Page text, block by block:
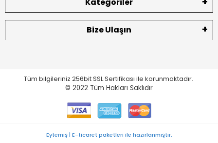
Bize Ulaşın
Tüm bilgileriniz 256bit SSL Sertifikası ile korunmaktadır.
© 2022 Tüm Hakları Saklıdır
Eytemiş | E-ticaret paketleri ile hazırlanmıştır.